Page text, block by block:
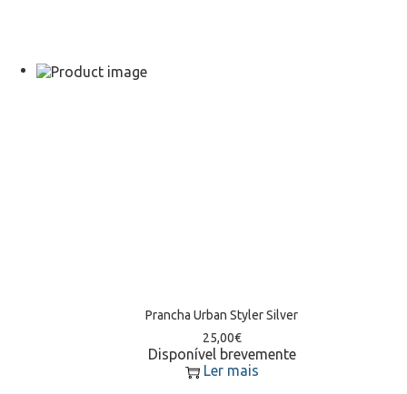
Prancha Urban Styler Silver
25,00€
Disponível brevemente
Ler mais